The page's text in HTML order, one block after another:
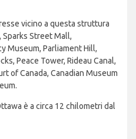
vicino a questa struttura
Sparks Street Mall,
Museum, Parliament Hill,
Peace Tower, Rideau Canal,
of Canada, Canadian Museum
è a circa 12 chilometri dal